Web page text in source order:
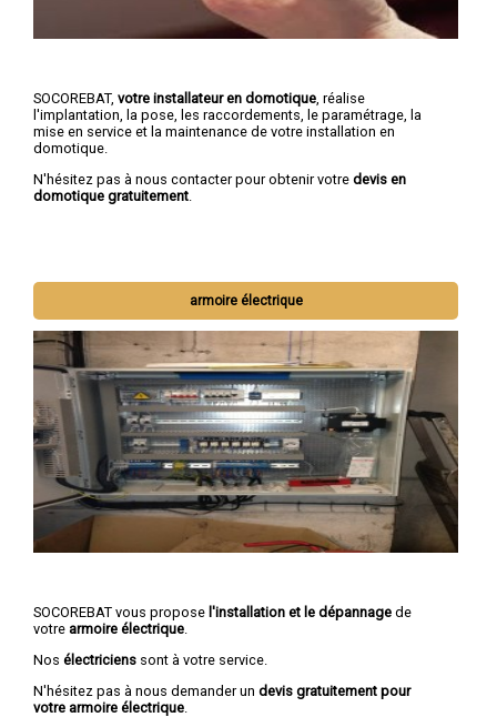
SOCOREBAT, votre installateur en domotique , réalise
l'implantation, la pose, les raccordements, le paramétrage, la
mise en service et la maintenance de votre installation en
domotique.
N'hésitez pas à nous contacter pour obtenir votre devis en
domotique gratuitement
armoire électrique
SOCOREBAT vous propose l'installation et le dépannage de
votre armoire électrique.
Nos électriciens sont à votre service.
N'hésitez pas à nous demander un devis gratuitement pour
votre armoire électrique